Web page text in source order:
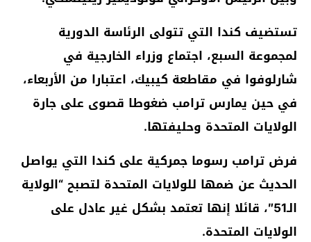
تستضيف كندا التي تتولى الرئاسة الدورية
لمجموعة السبع، اجتماع وزراء الخارجية في
شارلوفوا في مقاطعة كيبيك، اعتبارا من الأربعاء،
في حين يمارس ترامب ضغوطا قصوى على جارة
الولايات المتحدة وحليفتها.
فرض ترامب رسوما جمركية على كندا التي يواصل
الحديث عن ضمها للولايات المتحدة لتصبح “الولاية
الـ51″، قائلا إنها تعتمد بشكل غير عادل على
الولايات المتحدة.